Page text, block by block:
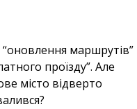
маршрутів”
проїзду”. Але
місто відверто